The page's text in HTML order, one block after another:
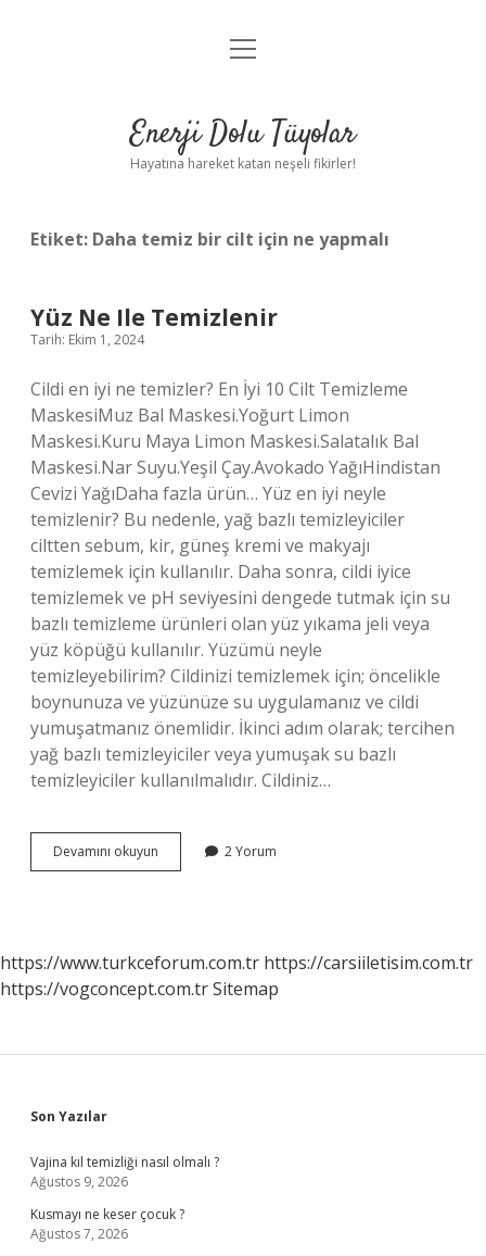
Anasayfa
Yasal Uyarı
menüyü
Enerji Dolu Tüyolar
Hayatına hareket katan neşeli fikirler!
Etiket: Daha temiz bir cilt için ne yapmalı
Yüz Ne Ile Temizlenir
Tarih: Ekim 1, 2024
Cildi en iyi ne temizler? En İyi 10 Cilt Temizleme
MaskesiMuz Bal Maskesi.Yoğurt Limon
Maskesi.Kuru Maya Limon Maskesi.Salatalık Bal
Maskesi.Nar Suyu.Yeşil Çay.Avokado YağıHindistan
Cevizi YağıDaha fazla ürün… Yüz en iyi neyle
temizlenir? Bu nedenle, yağ bazlı temizleyiciler
ciltten sebum, kir, güneş kremi ve makyajı
temizlemek için kullanılır. Daha sonra, cildi iyice
temizlemek ve pH seviyesini dengede tutmak için su
bazlı temizleme ürünleri olan yüz yıkama jeli veya
yüz köpüğü kullanılır. Yüzümü neyle
temizleyebilirim? Cildinizi temizlemek için; öncelikle
boynunuza ve yüzünüze su uygulamanız ve cildi
yumuşatmanız önemlidir. İkinci adım olarak; tercihen
yağ bazlı temizleyiciler veya yumuşak su bazlı
temizleyiciler kullanılmalıdır. Cildiniz…
Devamını okuyun
Ne
2 Yorum
https://www.turkceforum.com.tr https://carsiiletisim.com.tr
https://vogconcept.com.trSitemap
Sidebar
Son Yazılar
Vajina kıl temizliği nasıl olmalı ?
Ağustos 9, 2026
Kusmayı ne keser çocuk ?
Ağustos 7, 2026